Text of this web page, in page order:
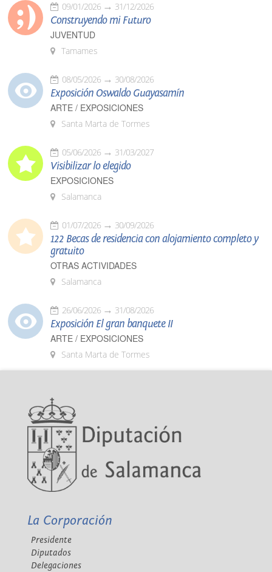
09/01/2026 31/12/2026
Construyendo mi Futuro
JUVENTUD
Tamames
08/05/2026 30/08/2026
Exposición Oswaldo Guayasamín
ARTE / EXPOSICIONES
Santa Marta de Tormes
05/06/2026 31/03/2027
Visibilizar lo elegido
EXPOSICIONES
Salamanca
01/07/2026 30/09/2026
122 Becas de residencia con alojamiento completo y
gratuito
OTRAS ACTIVIDADES
Salamanca
26/06/2026 31/08/2026
Exposición El gran banquete II
ARTE / EXPOSICIONES
Santa Marta de Tormes
La Corporación
Presidente
Diputados
Delegaciones